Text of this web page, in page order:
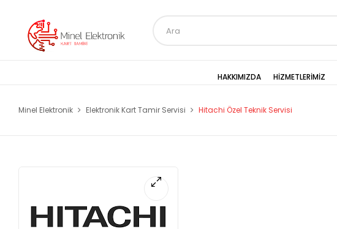
HAKKIMIZDA HİZMETLERİMİZ
Minel Elektronik Elektronik Kart Tamir Servisi Hitachi Özel Teknik Servisi